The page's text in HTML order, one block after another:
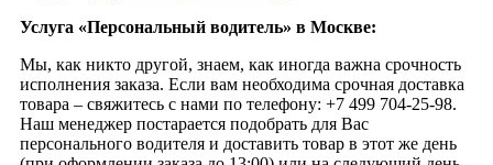
Услуга «Персональный водитель» в Москве:
Мы, как никто другой, знаем, как иногда важна срочность
исполнения заказа. Если вам необходима срочная доставка
товара – свяжитесь с нами по телефону: +7 499 704-25-98.
Наш менеджер постарается подобрать для Вас
персонального водителя и доставить товар в этот же день